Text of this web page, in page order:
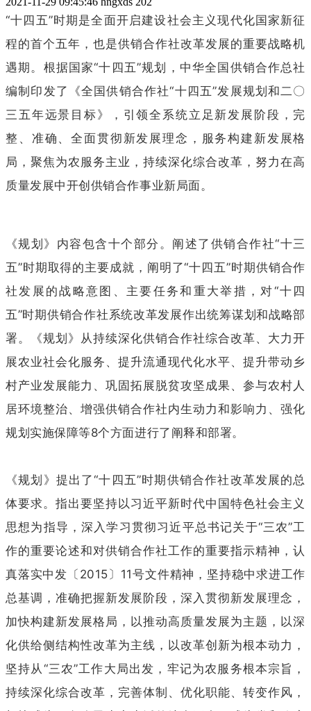
“十四五”时期是全面开启建设社会主义现代化国家新征
程的首个五年，也是供销合作社改革发展的重要战略机
遇期。根据国家“十四五”规划，中华全国供销合作总社
编制印发了《全国供销合作社“十四五”发展规划和二〇
三五年远景目标》，引领全系统立足新发展阶段，完
整、准确、全面贯彻新发展理念，服务构建新发展格
局，聚焦为农服务主业，持续深化综合改革，努力在高
质量发展中开创供销合作事业新局面。
《规划》内容包含十个部分。阐述了供销合作社“十三
五”时期取得的主要成就，阐明了“十四五”时期供销合作
社发展的战略意图、主要任务和重大举措，对“十四
五”时期供销合作社系统改革发展作出统筹谋划和战略部
署。《规划》从持续深化供销合作社综合改革、大力开
展农业社会化服务、提升流通现代化水平、提升带动乡
村产业发展能力、巩固拓展脱贫攻坚成果、参与农村人
居环境整治、增强供销合作社内生动力和影响力、强化
规划实施保障等8个方面进行了阐释和部署。
《规划》提出了“十四五”时期供销合作社改革发展的总
体要求。指出要坚持以习近平新时代中国特色社会主义
思想为指导，深入学习贯彻习近平总书记关于“三农”工
作的重要论述和对供销合作社工作的重要指示精神，认
真落实中发〔2015〕11号文件精神，坚持稳中求进工作
总基调，准确把握新发展阶段，深入贯彻新发展理念，
加快构建新发展格局，以推动高质量发展为主题，以深
化供给侧结构性改革为主线，以改革创新为根本动力，
坚持从“三农”工作大局出发，牢记为农服务根本宗旨，
持续深化综合改革，完善体制、优化职能、转变作风，